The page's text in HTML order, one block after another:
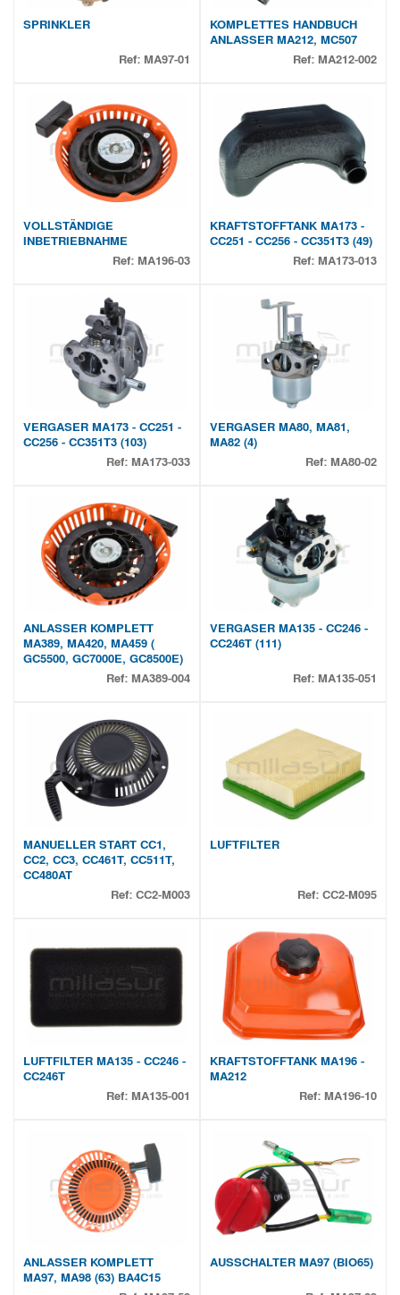
SPRINKLER
Ref: MA97-01
KOMPLETTES HANDBUCH
ANLASSER MA212, MC507
Ref: MA212-002
VOLLSTÄNDIGE
INBETRIEBNAHME
Ref: MA196-03
KRAFTSTOFFTANK MA173 -
CC251 - CC256 - CC351T3 (49)
Ref: MA173-013
VERGASER MA173 - CC251 -
CC256 - CC351T3 (103)
Ref: MA173-033
VERGASER MA80, MA81,
MA82 (4)
Ref: MA80-02
ANLASSER KOMPLETT
MA389, MA420, MA459 (
GC5500, GC7000E, GC8500E)
Ref: MA389-004
VERGASER MA135 - CC246 -
CC246T (111)
Ref: MA135-051
MANUELLER START CC1,
CC2, CC3, CC461T, CC511T,
CC480AT
Ref: CC2-M003
LUFTFILTER
Ref: CC2-M095
LUFTFILTER MA135 - CC246 -
CC246T
Ref: MA135-001
KRAFTSTOFFTANK MA196 -
MA212
Ref: MA196-10
ANLASSER KOMPLETT
MA97, MA98 (63) BA4C15
AUSSCHALTER MA97 (BIO65)